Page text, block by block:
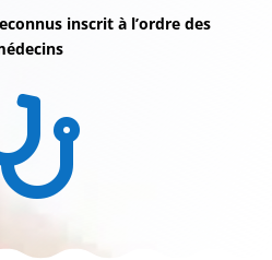
inscrit à l’ordre des